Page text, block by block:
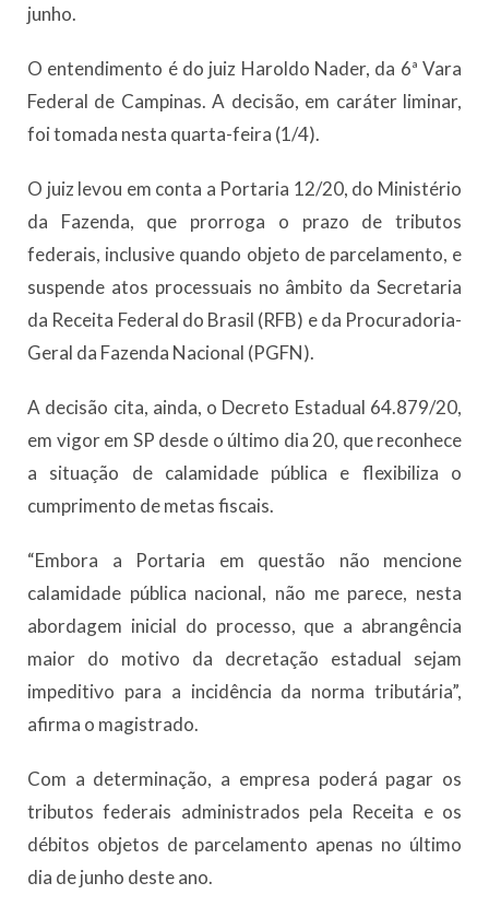
junho.
O entendimento é do juiz Haroldo Nader, da 6ª Vara
Federal de Campinas. A decisão, em caráter liminar,
foi tomada nesta quarta-feira (1/4).
O juiz levou em conta a Portaria 12/20, do Ministério
da Fazenda, que prorroga o prazo de tributos
federais, inclusive quando objeto de parcelamento, e
suspende atos processuais no âmbito da Secretaria
da Receita Federal do Brasil (RFB) e da Procuradoria-
Geral da Fazenda Nacional (PGFN).
A decisão cita, ainda, o Decreto Estadual 64.879/20,
em vigor em SP desde o último dia 20, que reconhece
a situação de calamidade pública e flexibiliza o
cumprimento de metas fiscais.
“Embora a Portaria em questão não mencione
calamidade pública nacional, não me parece, nesta
abordagem inicial do processo, que a abrangência
maior do motivo da decretação estadual sejam
impeditivo para a incidência da norma tributária”,
afirma o magistrado.
Com a determinação, a empresa poderá pagar os
tributos federais administrados pela Receita e os
débitos objetos de parcelamento apenas no último
dia de junho deste ano.